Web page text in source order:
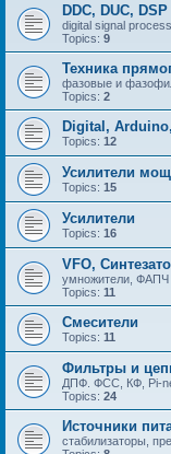
DDC, DUC, DSP
digital signal
Topics: 9
Техника
фазовые и
Topics: 2
Digital,
Topics: 12
Усилители
Topics: 15
Усилители
Topics: 16
VFO,
умножители, ФАПЧ
Topics: 11
Смесители
Topics: 11
Фильтры и
ДПФ. ФСС, КФ, Pi-
Topics: 24
Источники
стабилизаторы,